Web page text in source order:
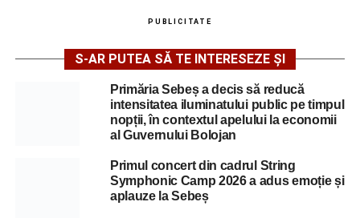
PUBLICITATE
S-AR PUTEA SĂ TE INTERESEZE ȘI
Primăria Sebeș a decis să reducă
intensitatea iluminatului public pe timpul
nopții, în contextul apelului la economii
al Guvernului Bolojan
Primul concert din cadrul String
Symphonic Camp 2026 a adus emoție și
aplauze la Sebeș